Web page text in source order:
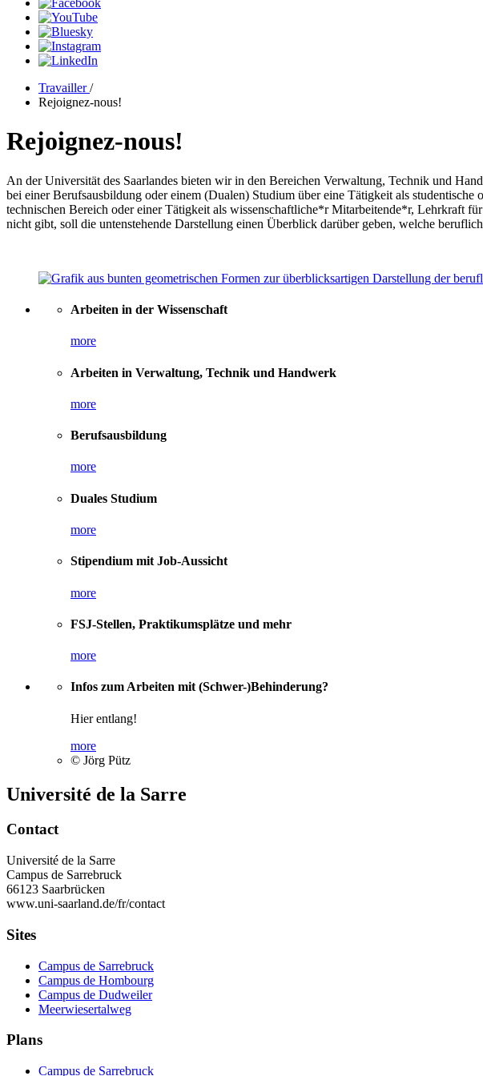
Travailler/
Rejoignez-nous!
Rejoignez-nous!
An der Universität des Saarlandes bieten wir in den Bereichen Verwaltung, Technik und
bei einer Berufsausbildung oder einem (Dualen) Studium über eine Tätigkeit als
technischen Bereich oder einer Tätigkeit als wissenschaftliche*r Mitarbeitende*r, Lehrkraft
nicht gibt, soll die untenstehende Darstellung einen Überblick darüber geben, welche
Arbeiten in der Wissenschaft
more
Arbeiten in Verwaltung, Technik und Handwerk
more
Berufsausbildung
more
Duales Studium
more
Stipendium mit Job-Aussicht
more
FSJ-Stellen, Praktikumsplätze und mehr
more
Infos zum Arbeiten mit (Schwer-)Behinderung?
Hier entlang!
more
© Jörg Pütz
Université de la Sarre
Contact
Université de la Sarre
Campus de Sarrebruck
66123 Saarbrücken
www.uni-saarland.de/fr/contact
Sites
Campus de Sarrebruck
Campus de Hombourg
Campus de Dudweiler
Meerwiesertalweg
Plans
Campus de Sarrebruck